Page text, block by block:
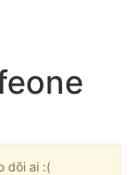
dõi ai :(